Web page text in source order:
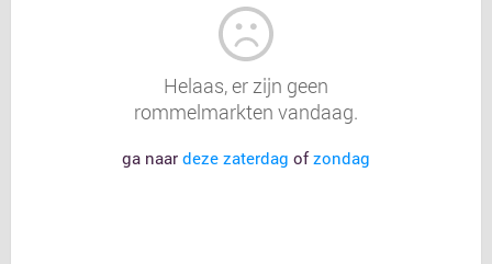
Helaas, er zijn geen
rommelmarkten vandaag.
ga naar deze zaterdag ofzondag